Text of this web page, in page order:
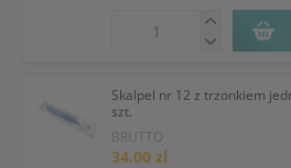
Skalpel nr 12 z trzonkiem
szt.
BRUTTO
34.00 zł